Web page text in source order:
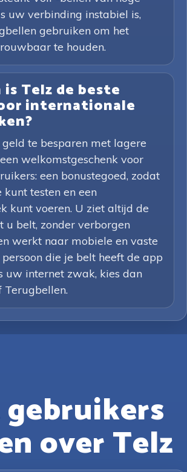
uw verbinding instabiel is,
gebruiken om het
te houden.
is Telz de beste
internationale
te besparen met lagere
welkomstgeschenk voor
een bonustegoed, zodat
kunt testen en een
kunt voeren. U ziet altijd de
u belt, zonder verborgen
werkt naar mobiele en vaste
persoon die je belt heeft de app
uw internet zwak, kies dan
Terugbellen.
over Telz